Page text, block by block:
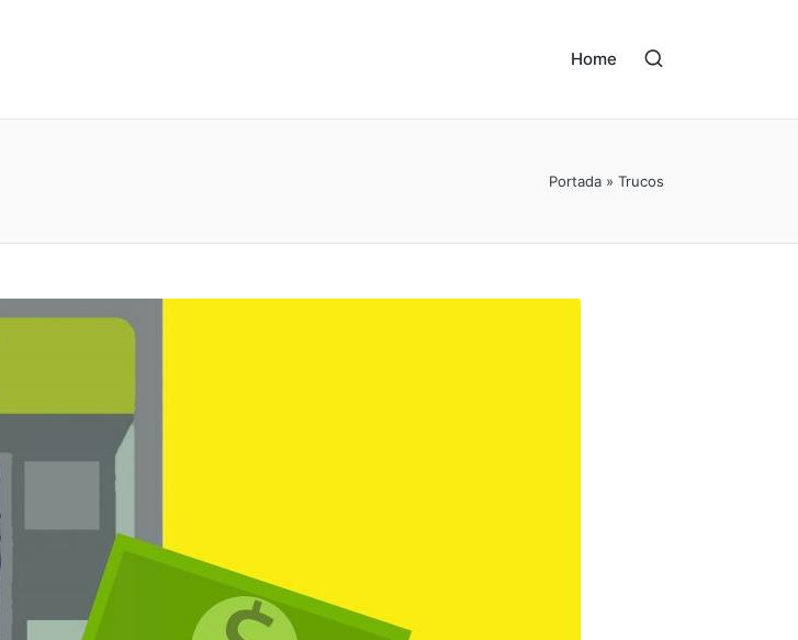
Home
Portada » Trucos